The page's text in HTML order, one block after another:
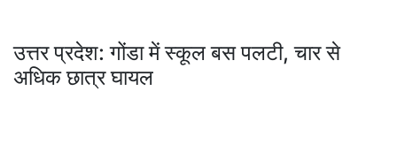
उत्तर प्रदेश: गोंडा में स्कूल बस पलटी, चार से
अधिक छात्र घायल